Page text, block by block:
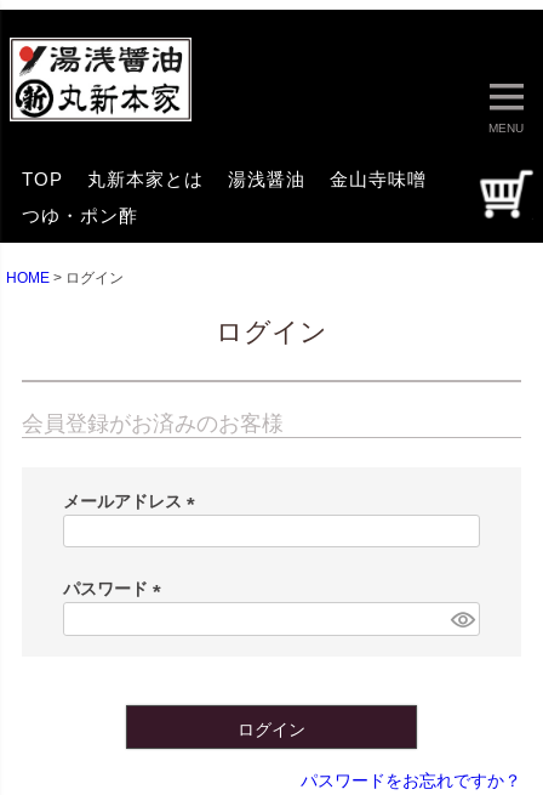
MENU
TOP 丸新本家とは 湯浅醤油
金山寺味噌
つゆ・ポン酢
HOME ログイン
ログイン
会員登録がお済みのお客様
メールアドレス
)
パスワード
ログイン
パスワードをお忘れですか？